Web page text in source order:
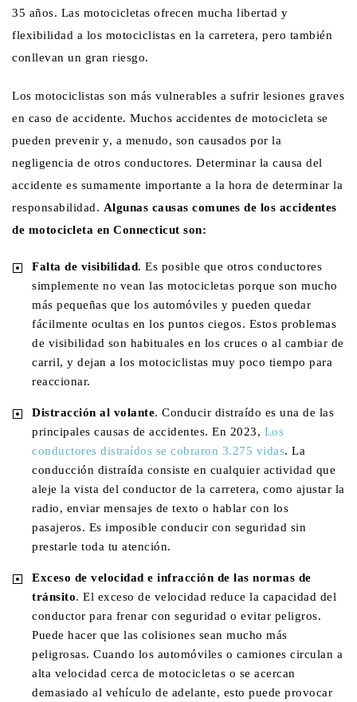
35 años. Las motocicletas ofrecen mucha libertad y
flexibilidad a los motociclistas en la carretera, pero también
conllevan un gran riesgo.
Los motociclistas son más vulnerables a sufrir lesiones graves
en caso de accidente. Muchos accidentes de motocicleta se
pueden prevenir y, a menudo, son causados por la
negligencia de otros conductores. Determinar la causa del
accidente es sumamente importante a la hora de determinar la
responsabilidad. Algunas causas comunes de los accidentes
de motocicleta en Connecticut son:
Falta de visibilidad. Es posible que otros conductores
simplemente no vean las motocicletas porque son mucho
más pequeñas que los automóviles y pueden quedar
fácilmente ocultas en los puntos ciegos. Estos problemas
de visibilidad son habituales en los cruces o al cambiar de
carril, y dejan a los motociclistas muy poco tiempo para
reaccionar.
Distracción al volante. Conducir distraído es una de las
principales causas de accidentes. En 2023, Los
conductores distraídos se cobraron 3.275 vidas. La
conducción distraída consiste en cualquier actividad que
aleje la vista del conductor de la carretera, como ajustar la
radio, enviar mensajes de texto o hablar con los
pasajeros. Es imposible conducir con seguridad sin
prestarle toda tu atención.
Exceso de velocidad e infracción de las normas de
tránsito. El exceso de velocidad reduce la capacidad del
conductor para frenar con seguridad o evitar peligros.
Puede hacer que las colisiones sean mucho más
peligrosas. Cuando los automóviles o camiones circulan a
alta velocidad cerca de motocicletas o se acercan
demasiado al vehículo de adelante, esto puede provocar